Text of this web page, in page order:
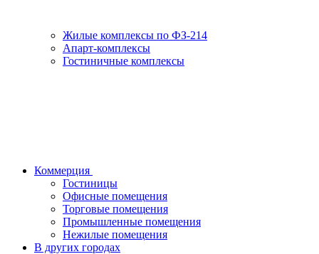
Жилые комплексы по ФЗ-214
Апарт-комплексы
Гостиничные комплексы
Коммерция
Гостиницы
Офисные помещения
Торговые помещения
Промышленные помещения
Нежилые помещения
В других городах